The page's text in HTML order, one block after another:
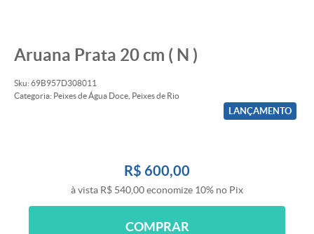
Aruana Prata 20 cm ( N )
Sku: 69B957D308011
Categoria: Peixes de Água Doce Peixes de Rio
LANÇAMENTO
R$ 600,00
à vista R$ 540,00economize 10% no Pix
COMPRAR